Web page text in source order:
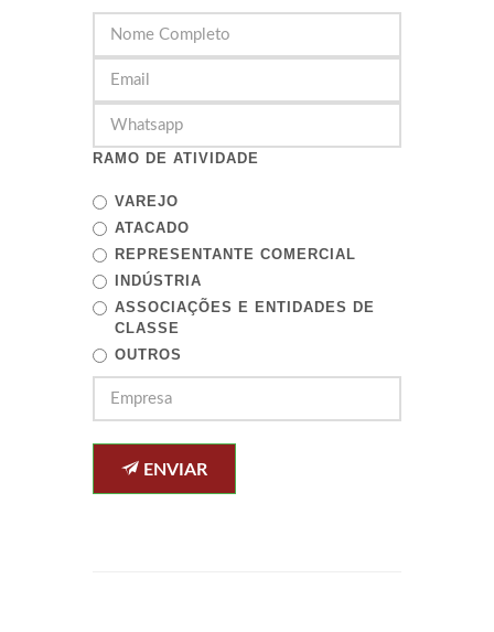
RAMO DE ATIVIDADE
VAREJO
ATACADO
REPRESENTANTE COMERCIAL
INDÚSTRIA
ASSOCIAÇÕES E ENTIDADES DE
CLASSE
OUTROS
ENVIAR